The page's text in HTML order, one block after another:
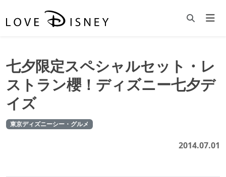
七夕限定スペシャルセット・レ
ストラン櫻！ディズニー七夕デ
イズ
東京ディズニーシー・グルメ
2014.07.01